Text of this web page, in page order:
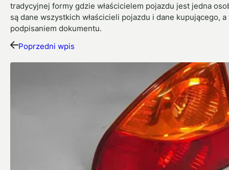
tradycyjnej formy gdzie właścicielem pojazdu jest jedna
są dane wszystkich właścicieli pojazdu i dane kupującego,
podpisaniem dokumentu.
Poprzedni wpis